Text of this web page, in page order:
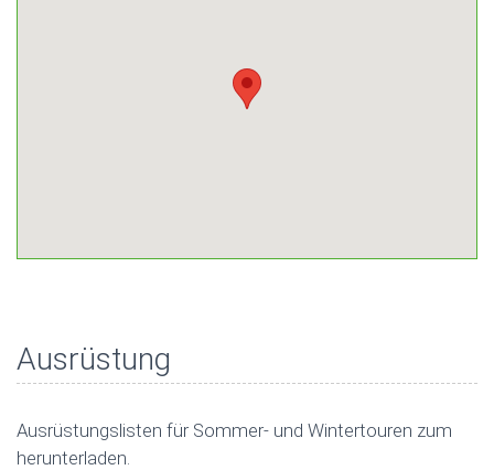
Ausrüstung
Ausrüstungslisten für Sommer- und Wintertouren zum
herunterladen.